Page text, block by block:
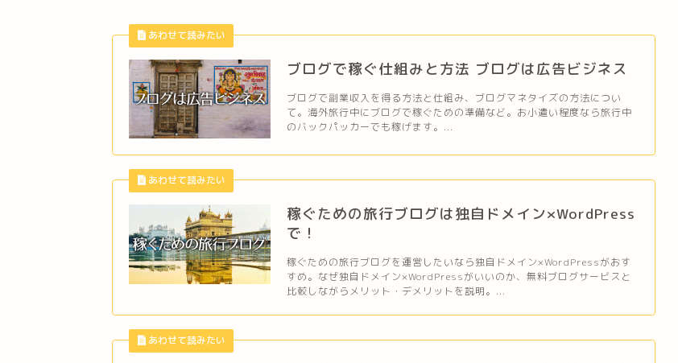
ブログで稼ぐ仕組みと方法 ブログは広告ビジネス
ブログで副業収入を得る方法と仕組み、ブログマネタイズの方法につい
て。海外旅行中にブログで稼ぐための準備など。お小遣い程度なら旅行中
のバックパッカーでも稼げます。...
稼ぐための旅行ブログは独自ドメイン×WordPress
で！
稼ぐための旅行ブログを運営したいなら独自ドメイン×WordPressがおす
すめ。なぜ独自ドメイン×WordPressがいいのか、無料ブログサービスと
比較しながらメリット・デメリットを説明。...